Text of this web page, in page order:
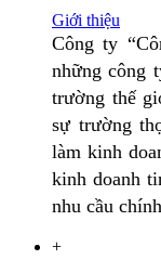
Giới thiệu
Công ty
những công
trường thế
sự trường
làm kinh
kinh doanh
nhu cầu
+